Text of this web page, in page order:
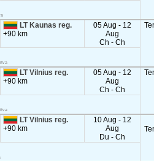
LT Kaunas reg.
+90 km
05 Aug - 12
Aug
Ch - Ch
LT Vilnius reg.
+90 km
05 Aug - 12
Aug
Ch - Ch
LT Vilnius reg.
+90 km
10 Aug - 12
Aug
Du - Ch